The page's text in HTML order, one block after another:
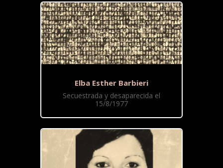
Elba Esther Barbieri
Secuestrada y desaparecida el
15/8/1977